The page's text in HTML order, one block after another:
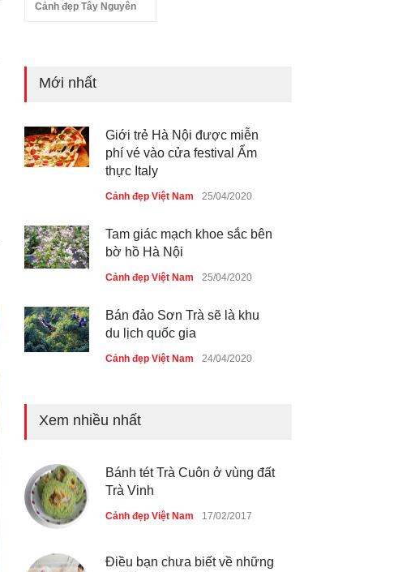
Cảnh đẹp Tây Nguyên
Mới nhất
Giới trẻ Hà Nội được miễn
phí vé vào cửa festival Ẩm
thực Italy
Cảnh đẹp Việt Nam 25/04/2020
Tam giác mạch khoe sắc bên
bờ hồ Hà Nội
Cảnh đẹp Việt Nam 25/04/2020
Bán đảo Sơn Trà sẽ là khu
du lịch quốc gia
Cảnh đẹp Việt Nam 24/04/2020
dã ở Sài Gòn
Nhiều hoạt động tôn vinh nhà
giáo tại Đầm Sen
Cảnh đẹp Việt Nam 25/04/2020
Xem nhiều nhất
Bánh tét Trà Cuôn ở vùng đất
Trà Vinh
Cảnh đẹp Việt Nam 17/02/2017
Điều bạn chưa biết về những